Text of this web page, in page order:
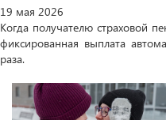
19 мая 2026
Когда получателю страховой
фиксированная выплата
раза.